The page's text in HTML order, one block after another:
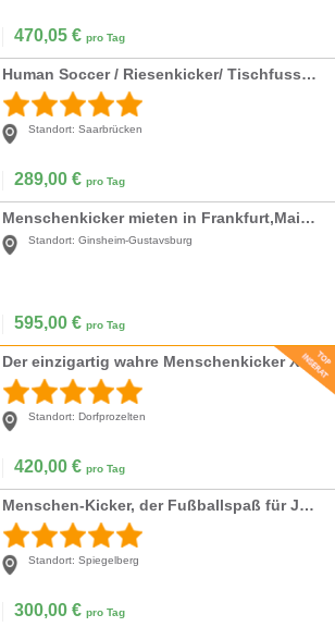
470,05 € pro Tag
Human Soccer / Riesenkicker/ Tischfussball/ Kicker/ Menschenkicker
Standort: Saarbrücken
289,00 € pro Tag
Menschenkicker mieten in Frankfurt,Mainz,Wiesbade
Standort: Ginsheim-Gustavsburg
595,00 € pro Tag
Der einzigartig wahre Menschenkicker XXXL 16mx6m oder 14mx6m
Standort: Dorfprozelten
420,00 € pro Tag
Menschen-Kicker, der Fußballspaß für Jedermann (-frau)
Standort: Spiegelberg
300,00 € pro Tag